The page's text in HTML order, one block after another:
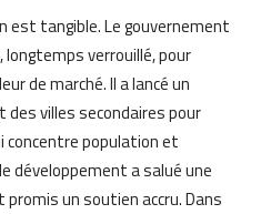
est tangible. Le gouvernement
longtemps verrouillé, pour
de marché. Il a lancé un
villes secondaires pour
concentre population et
développement a salué une
un soutien accru. Dans